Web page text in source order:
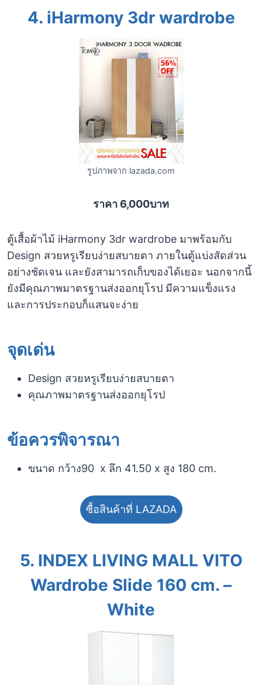
4. iHarmony 3dr wardrobe
รูปภาพจาก lazada.com
ราคา 6,000บาท
ตู้เสื้อผ้าไม้ iHarmony 3dr wardrobe มาพร้อมกับ
Design สวยหรูเรียบง่ายสบายตา ภายในตู้แบ่งสัดส่วน
อย่างชัดเจน และยังสามารถเก็บของได้เยอะ นอกจากนี้
ยังมีคุณภาพมาตรฐานส่งออกยุโรป มีความแข็งแรง
และการประกอบก็แสนจะง่าย
จุดเด่น
Design สวยหรูเรียบง่ายสบายตา
คุณภาพมาตรฐานส่งออกยุโรป
ข้อควรพิจารณา​
ขนาด กว้าง90 x ลึก 41.50 x สูง 180 cm.
ซื้อสินค้าที่ LAZADA
5. INDEX LIVING MALL VITO
Wardrobe Slide 160 cm. –
White